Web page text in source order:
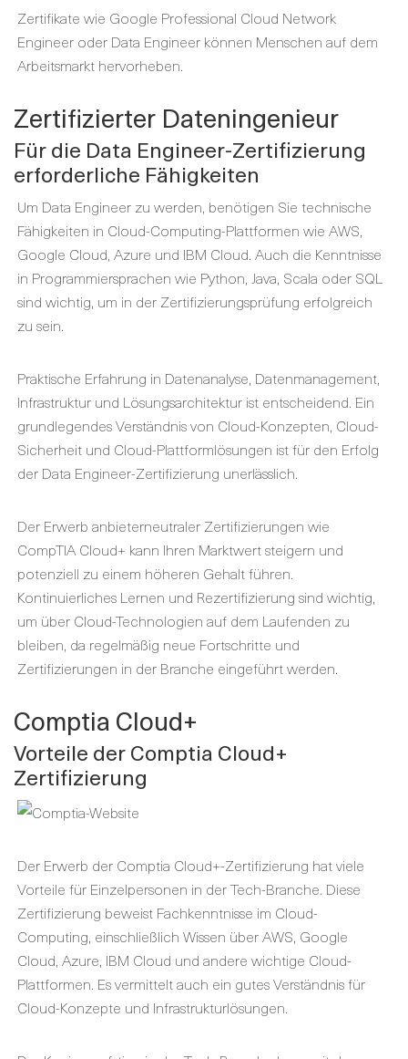
Zertifikate wie Google Professional Cloud Network
Engineer oder Data Engineer können Menschen auf dem
Arbeitsmarkt hervorheben.
Zertifizierter Dateningenieur
Für die Data Engineer-Zertifizierung
erforderliche Fähigkeiten
Um Data Engineer zu werden, benötigen Sie technische
Fähigkeiten in Cloud-Computing-Plattformen wie AWS,
Google Cloud, Azure und IBM Cloud. Auch die Kenntnisse
in Programmiersprachen wie Python, Java, Scala oder SQL
sind wichtig, um in der Zertifizierungsprüfung erfolgreich
zu sein.
Praktische Erfahrung in Datenanalyse, Datenmanagement,
Infrastruktur und Lösungsarchitektur ist entscheidend. Ein
grundlegendes Verständnis von Cloud-Konzepten, Cloud-
Sicherheit und Cloud-Plattformlösungen ist für den Erfolg
der Data Engineer-Zertifizierung unerlässlich.
Der Erwerb anbieterneutraler Zertifizierungen wie
CompTIA Cloud+ kann Ihren Marktwert steigern und
potenziell zu einem höheren Gehalt führen.
Kontinuierliches Lernen und Rezertifizierung sind wichtig,
um über Cloud-Technologien auf dem Laufenden zu
bleiben, da regelmäßig neue Fortschritte und
Zertifizierungen in der Branche eingeführt werden.
Comptia Cloud+
Vorteile der Comptia Cloud+
Zertifizierung
Der Erwerb der Comptia Cloud+-Zertifizierung hat viele
Vorteile für Einzelpersonen in der Tech-Branche. Diese
Zertifizierung beweist Fachkenntnisse im Cloud-
Computing, einschließlich Wissen über AWS, Google
Cloud, Azure, IBM Cloud und andere wichtige Cloud-
Plattformen. Es vermittelt auch ein gutes Verständnis für
Cloud-Konzepte und Infrastrukturlösungen.